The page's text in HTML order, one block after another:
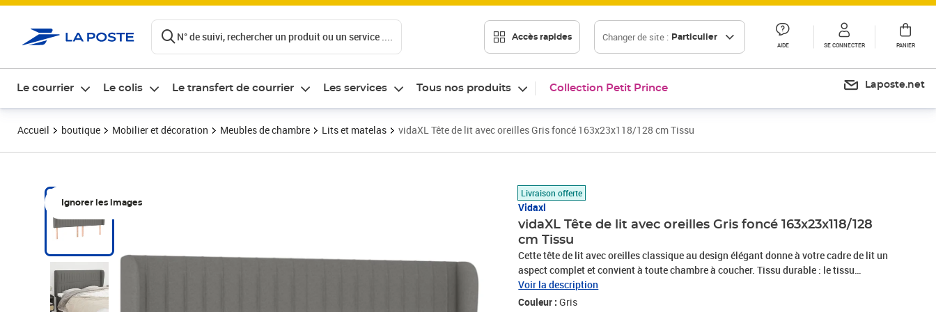
N° de suivi, rechercher un produit ou un service .... Accès rapides Changer de site : Particulier
AIDE SE CONNECTER PANIER
Le courrier Le colis Le transfert de courrier Les services Tous nos produits Collection Petit Prince Laposte.net
Accueil boutique Mobilier et décoration Meubles de chambre Lits et matelas vidaXL Tête de lit avec oreilles Gris foncé 163x23x118/128 cm Tissu
Ignorer les images
Livraison offerte
Vidaxl
vidaXL Tête de lit avec oreilles Gris foncé 163x23x118/128
cm Tissu
Cette tête de lit avec oreilles classique au design élégant donne à votre cadre de lit un
aspect complet et convient à toute chambre à coucher. Tissu durable : le tissu
présente un aspect simple et épuré, et il est respirant et durable.Pieds robustes et
stables : les pieds en bois assurent la robustesse et la stabilité.Hauteur réglable : la
Voir la description
Couleur :Gris
Prix 147,89€